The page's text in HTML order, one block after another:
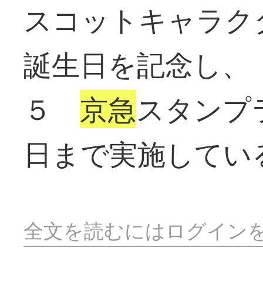
スコットキャラ
誕生日を記念し
５ 京急スタンプ
日まで実施してい
全文を読むにはログイン